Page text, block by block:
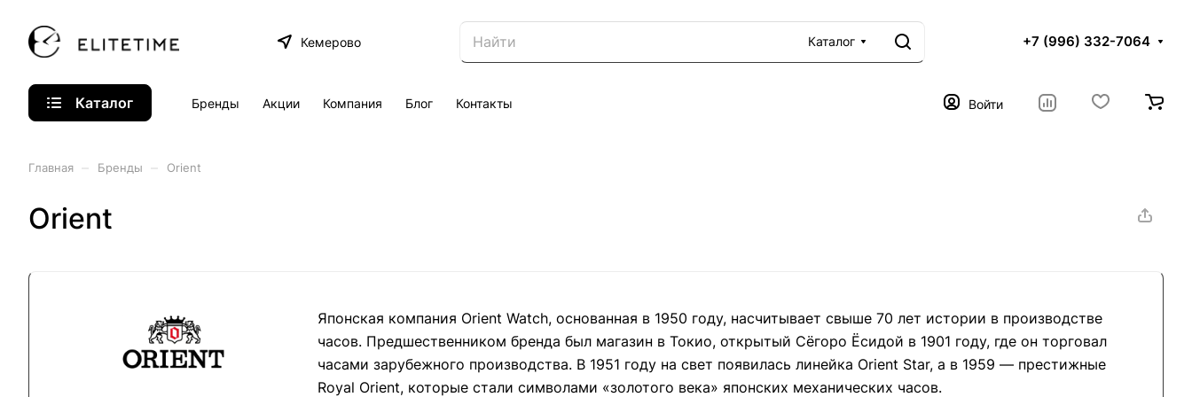
Кемерово Каталог +7 (996) 332-7064
Каталог Бренды Акции Компания Блог Контакты Войти
Главная Бренды Orient
Orient
Японская компания Orient Watch, основанная в 1950 году, насчитывает свыше 70 лет истории в производстве
часов. Предшественником бренда был магазин в Токио, открытый Сёгоро Ёсидой в 1901 году, где он торговал
часами зарубежного производства. В 1951 году на свет появилась линейка Orient Star, а в 1959 — престижные
Royal Orient, которые стали символами «золотого века» японских механических часов.